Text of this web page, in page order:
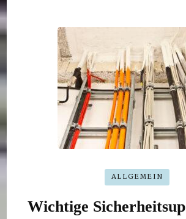
ALLGEMEIN
Wichtige